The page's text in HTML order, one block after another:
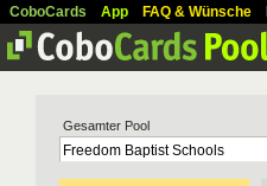
CoboCards App FAQ & Wünsche
Gesamter Pool